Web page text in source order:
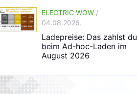
ELECTRIC WOW /
04.08.2026.
Ladepreise: Das zahlst du
beim Ad-hoc-Laden im
August 2026